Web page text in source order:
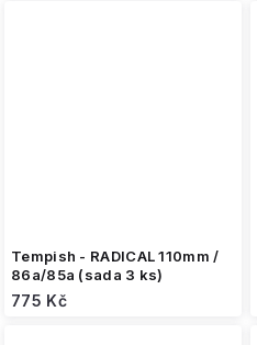
Tempish - RADICAL 110mm /
86a/85a (sada 3 ks)
775 Kč